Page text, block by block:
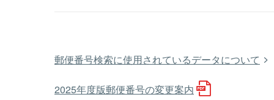
郵便番号検索に使用されているデータについて
2025年度版郵便番号の変更案内